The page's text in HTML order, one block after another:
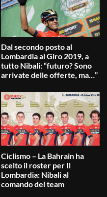
Dal secondo posto al
Lombardia al Giro 2019, a
tutto Nibali: “futuro? Sono
arrivate delle offerte, ma…”
Ciclismo – La Bahrain ha
scelto il roster per Il
Lombardia: Nibali al
comando del team